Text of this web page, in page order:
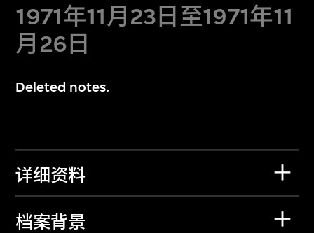
1971年11月23日至1971年11
月26日
Deleted notes.
详细资料
档案背景